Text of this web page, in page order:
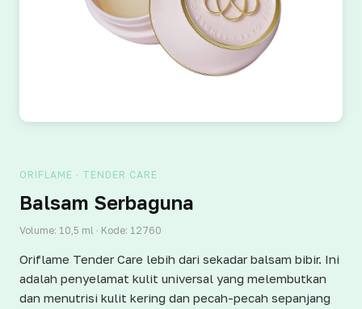
ORIFLAME · TENDER CARE
Balsam Serbaguna
Volume: 10,5 ml · Kode: 12760
Oriflame Tender Care lebih dari sekadar balsam bibir. Ini
adalah penyelamat kulit universal yang melembutkan
dan menutrisi kulit kering dan pecah-pecah sepanjang